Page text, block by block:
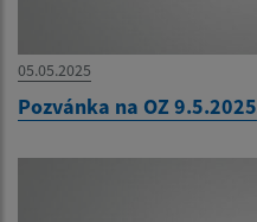
05.05.2025
Pozvánka na OZ 9.5.2025